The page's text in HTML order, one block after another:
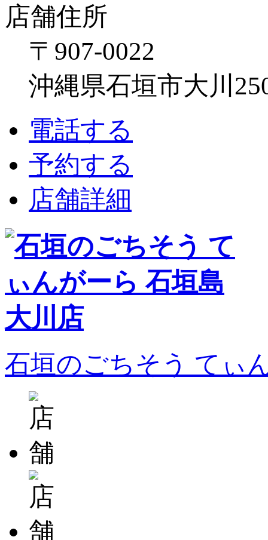
店舗住所
〒907-0022
沖縄県石垣市大川
電話する
予約する
店舗詳細
石垣のごちそう てぃ